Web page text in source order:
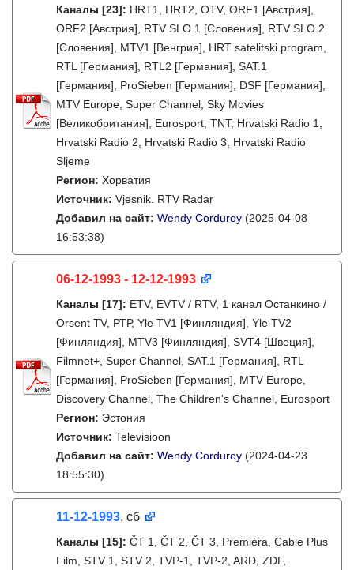
Каналы [23]: HRT1, HRT2, OTV, ORF1 [Австрия],
ORF2 [Австрия], RTV SLO 1 [Словения], RTV SLO 2
[Словения], MTV1 [Венгрия], HRT satelitski program,
RTL [Германия], RTL2 [Германия], SAT.1
[Германия], ProSieben [Германия], DSF [Германия],
MTV Europe, Super Channel, Sky Movies
[Великобритания], Eurosport, TNT, Hrvatski Radio 1,
Hrvatski Radio 2, Hrvatski Radio 3, Hrvatski Radio
Sljeme
Регион: Хорватия
Источник: Vjesnik. RTV Radar
Добавил на сайт: Wendy Corduroy (2025-04-08
16:53:38)
06-12-1993 - 12-12-1993
Каналы [17]: ETV, EVTV / RTV, 1 канал Останкино /
Orsent TV, РТР, Yle TV1 [Финляндия], Yle TV2
[Финляндия], MTV3 [Финляндия], SVT4 [Швеция],
Filmnet+, Super Channel, SAT.1 [Германия], RTL
[Германия], ProSieben [Германия], MTV Europe,
Discovery Channel, The Children's Channel, Eurosport
Регион: Эстония
Источник: Televisioon
Добавил на сайт: Wendy Corduroy (2024-04-23
18:55:30)
11-12-1993, сб
Каналы [15]: ČT 1, ČT 2, ČT 3, Premiéra, Cable Plus
Film, STV 1, STV 2, TVP-1, TVP-2, ARD, ZDF,